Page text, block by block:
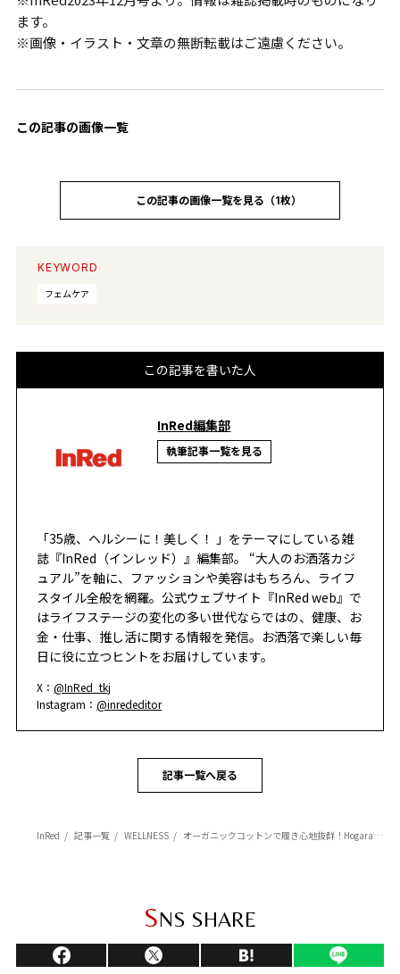
ます。
※画像・イラスト・文章の無断転載はご遠慮ください。
この記事の画像一覧
この記事の画像一覧を見る（1枚）
KEYWORD
フェムケア
この記事を書いた人
InRed編集部
執筆記事一覧を見る
「35歳、ヘルシーに！美しく！ 」をテーマにしている雑
誌『InRed（インレッド）』編集部。 “大人のお洒落カジ
ュアル”を軸に、ファッションや美容はもちろん、ライフ
スタイル全般を網羅。公式ウェブサイト『InRed web』で
はライフステージの変化の多い世代ならではの、健康、お
金・仕事、推し活に関する情報を発信。お洒落で楽しい毎
日に役に立つヒントをお届けしています。
X：@InRed_tkj
Instagram：@inrededitor
記事一覧へ戻る
InRed 記事一覧 WELLNESS オーガニックコットンで履き心地抜群！Hogaraの吸水ショーツ【30代女性の口コミ！フェムケアアイテム】
SNS SHARE